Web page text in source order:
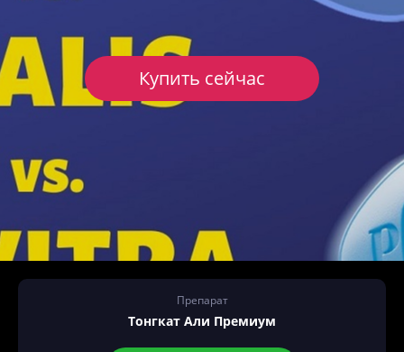
Препарат
Тонгкат Али Премиум
Купить сейчас